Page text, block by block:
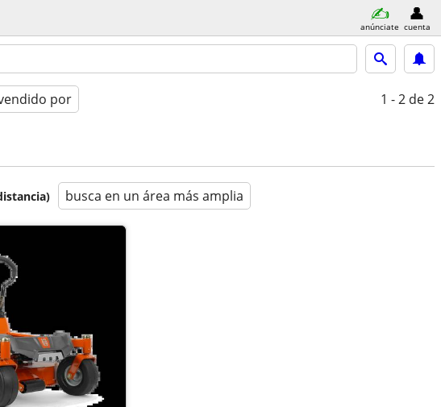
anúnciate cuenta
por 1 - 2 de 2
busca en un área más amplia